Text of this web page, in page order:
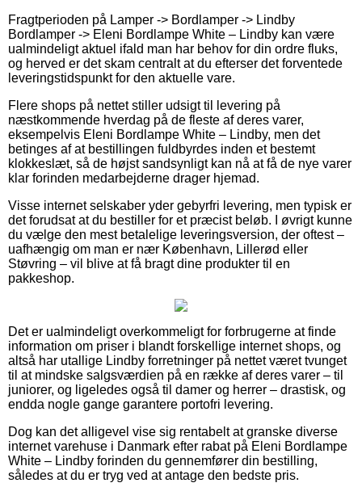
Fragtperioden på Lamper -> Bordlamper -> Lindby
Bordlamper -> Eleni Bordlampe White – Lindby kan være
ualmindeligt aktuel ifald man har behov for din ordre fluks,
og herved er det skam centralt at du efterser det forventede
leveringstidspunkt for den aktuelle vare.
Flere shops på nettet stiller udsigt til levering på
næstkommende hverdag på de fleste af deres varer,
eksempelvis Eleni Bordlampe White – Lindby, men det
betinges af at bestillingen fuldbyrdes inden et bestemt
klokkeslæt, så de højst sandsynligt kan nå at få de nye varer
klar forinden medarbejderne drager hjemad.
Visse internet selskaber yder gebyrfri levering, men typisk er
det forudsat at du bestiller for et præcist beløb. I øvrigt kunne
du vælge den mest betalelige leveringsversion, der oftest –
uafhængig om man er nær København, Lillerød eller
Støvring – vil blive at få bragt dine produkter til en
pakkeshop.
Det er ualmindeligt overkommeligt for forbrugerne at finde
information om priser i blandt forskellige internet shops, og
altså har utallige Lindby forretninger på nettet været tvunget
til at mindske salgsværdien på en række af deres varer – til
juniorer, og ligeledes også til damer og herrer – drastisk, og
endda nogle gange garantere portofri levering.
Dog kan det alligevel vise sig rentabelt at granske diverse
internet varehuse i Danmark efter rabat på Eleni Bordlampe
White – Lindby forinden du gennemfører din bestilling,
således at du er tryg ved at antage den bedste pris.